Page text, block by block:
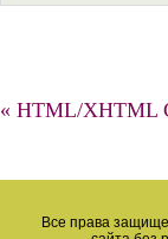
« HTML/XHTML
Все права